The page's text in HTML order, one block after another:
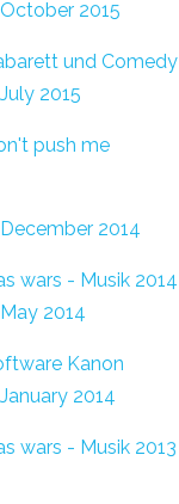
October 2015
und Comedy
July 2015
push me
December 2014
wars - Musik 2014
May 2014
Kanon
January 2014
wars - Musik 2013